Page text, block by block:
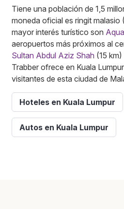
Tiene una población de 1,5
moneda oficial es ringit malasio
mayor interés turístico son
aeropuertos más próximos al
Sultan Abdul Aziz Shah (15
Trabber ofrece en Kuala
visitantes de esta ciudad de
Hoteles en Kuala Lumpur
Autos en Kuala Lumpur